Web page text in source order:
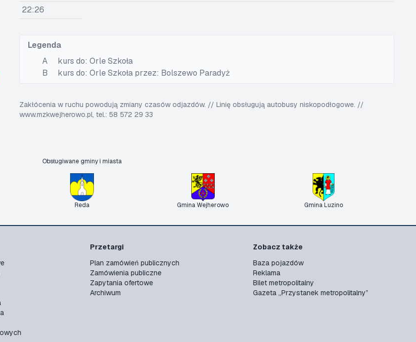
22:26
Legenda
A
kurs do: Orle Szkoła
B
kurs do: Orle Szkoła przez: Bolszewo Paradyż
Zakłócenia w ruchu powodują zmiany czasów odjazdów. // Linię obsługują autobusy niskopodłogowe. //
www.mzkwejherowo.pl, tel.: 58 572 29 33
Obsługiwane gminy i miasta
Reda Gmina Wejherowo Gmina Luzino
Przetargi
Plan zamówień publicznych
Zamówienia publiczne
Zapytania ofertowe
Archiwum
Zobacz także
Baza pojazdów
Reklama
Bilet metropolitalny
Gazeta „Przystanek metropolitalny”